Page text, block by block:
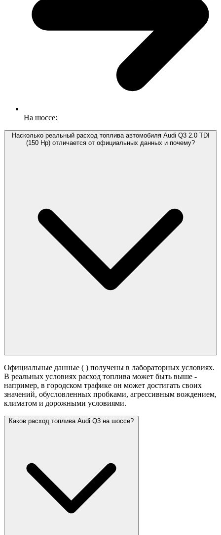
На шоссе:
Насколько реальный расход топлива автомобиля Audi Q3 2.0 TDI
(150 Hp) отличается от официальных данных и почему?
Официальные данные ( ) получены в лабораторных условиях.
В реальных условиях расход топлива может быть выше -
например, в городском трафике он может достигать своих
значений, обусловленных пробками, агрессивным вождением,
климатом и дорожными условиями.
Каков расход топлива Audi Q3 на шоссе?